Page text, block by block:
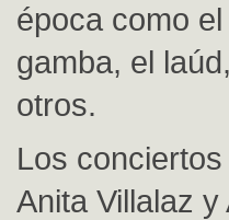
época como
gamba, el
otros.
Los
Anita Villalaz